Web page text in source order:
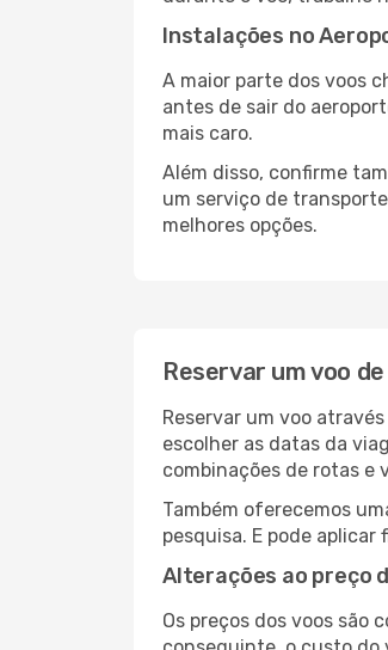
Instalações no
A maior parte dos voos
antes de sair do
mais caro.
Além disso, confirme
um serviço de
melhores opções.
Reservar um voo
Reservar um voo
escolher as datas da
combinações de rotas e
Também oferecemos
pesquisa. E pode
Alterações ao preço
Os preços dos voos são